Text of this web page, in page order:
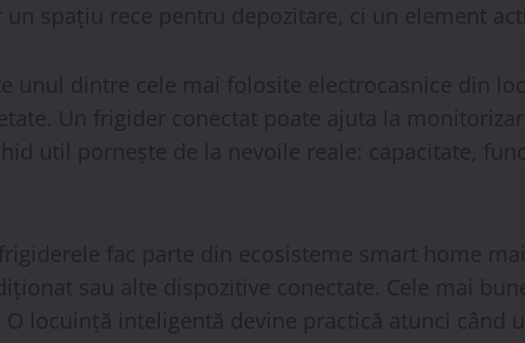
spațiu rece pentru depozitare, ci un element
unul dintre cele mai folosite electrocasnice din
Un frigider conectat poate ajuta la
util pornește de la nevoile reale: capacitate,
fac parte din ecosisteme smart home
sau alte dispozitive conectate. Cele mai
locuință inteligentă devine practică atunci când